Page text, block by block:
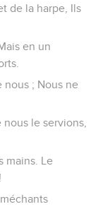
de la harpe, Ils
en un
nous ; Nous ne
le servions,
mains. Le